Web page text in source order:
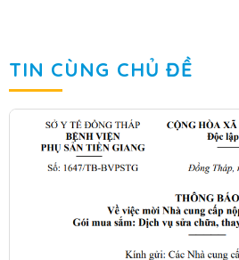
TIN CÙNG CHỦ ĐỀ